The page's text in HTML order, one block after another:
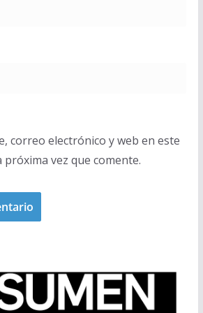
correo electrónico y web en este
vez que comente.